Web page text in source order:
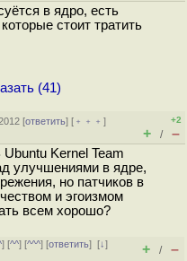
в ядро, есть
стоит тратить
(41)
[ответить] [ ﹢﹢﹢]
+2
+ / –
Kernel Team
улучшениями в ядре,
но патчиков в
и эгоизмом
всем хорошо?
] [^^] [^^^] [ответить][↓]
+ / –